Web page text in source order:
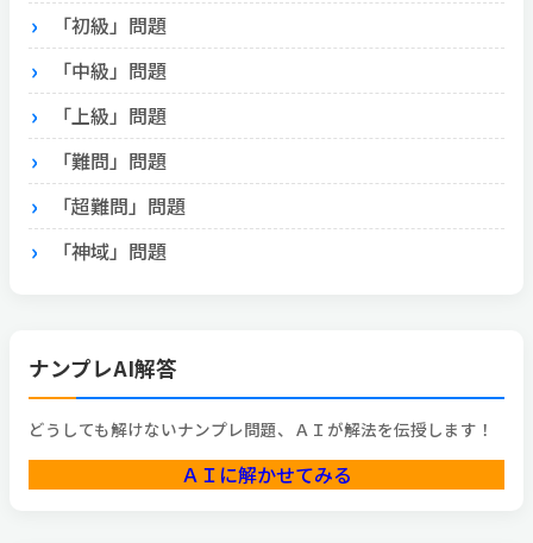
「初級」問題
「中級」問題
「上級」問題
「難問」問題
「超難問」問題
「神域」問題
ナンプレAI解答
どうしても解けないナンプレ問題、ＡＩが解法を伝授します！
ＡＩに解かせてみる